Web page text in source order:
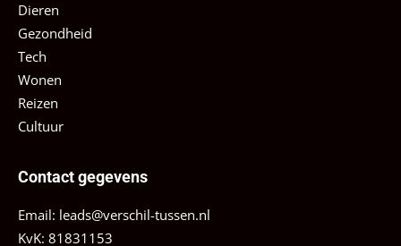
Dieren
Gezondheid
Tech
Wonen
Reizen
Cultuur
Contact gegevens
Email: leads@verschil-tussen.nl
KvK: 81831153